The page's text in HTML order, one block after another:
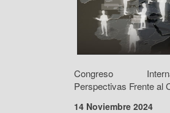
Congreso
Perspectivas Frente al
14 Noviembre 2024